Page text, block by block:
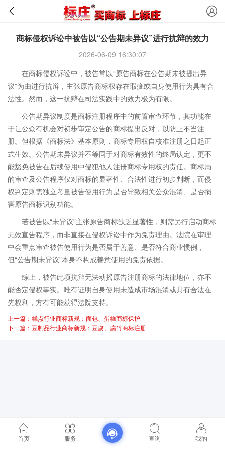
商标侵权诉讼中被告以“公告期未异议”进行抗辩的效力
2026-06-09 16:30:07
在商标侵权诉讼中，被告常以“原告商标在公告期未被提出异
议”为由进行抗辩，主张原告商标权存在瑕疵或自身使用行为具有合
法性。然而，这一抗辩在司法实践中的效力极为有限。
公告期异议制度是商标注册程序中的前置审查环节，其功能在
于让公众有机会对初步审定公告的商标提出反对，以防止不当注
册。但根据《商标法》基本原则，商标专用权自核准注册之日起正
式生效。公告期未异议并不等同于对商标有效性的终局认定，更不
能豁免被告在后续使用中侵犯他人注册商标专用权的责任。商标局
的审查及公告程序仅对商标的显著性、合法性进行初步判断，而侵
权判定则需独立考量被告使用行为是否导致相关公众混淆、是否损
害原告商标识别功能。
若被告以“未异议”主张原告商标缺乏显著性，则需另行启动商标
无效宣告程序，而非直接在侵权诉讼中作为免责理由。法院在审理
中会重点审查被告使用行为是否属于善意、是否符合商业惯例，
但“公告期未异议”本身不构成善意使用的免责依据。
综上，被告此项抗辩无法动摇原告注册商标的法律地位，亦不
能否定侵权事实。唯有证明自身使用未造成市场混淆或具有合法在
先权利，方有可能获得法院支持。
上一篇：糕点行业商标新规：面包、蛋糕商标保护
下一篇：豆制品行业商标新规：豆腐、腐竹商标注册
首页 服务 查询 我的